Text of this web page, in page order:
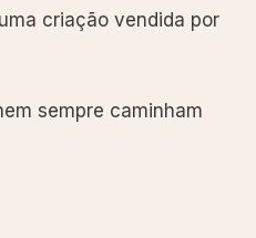
criação vendida por
sempre caminham